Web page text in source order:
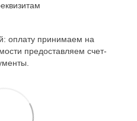
оплату принимаем на
предоставляем счет-